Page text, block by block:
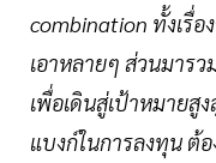
combination ทั้งเรื่อ
เอาหลายๆ ส่วนมารว
เพื่อเดินสู่เป้าหมายสู
แบงก์ในการลงทุน ต้